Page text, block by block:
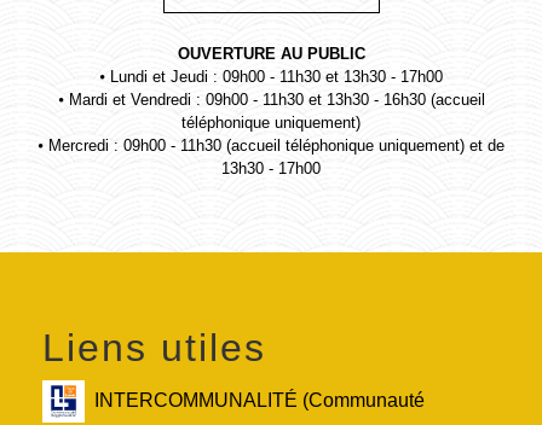
OUVERTURE AU PUBLIC
⦁ Lundi et Jeudi : 09h00 - 11h30 et 13h30 - 17h00
⦁ Mardi et Vendredi : 09h00 - 11h30 et 13h30 - 16h30 (accueil
téléphonique uniquement)
⦁ Mercredi : 09h00 - 11h30 (accueil téléphonique uniquement) et de
13h30 - 17h00
Liens utiles
INTERCOMMUNALITÉ (Communauté